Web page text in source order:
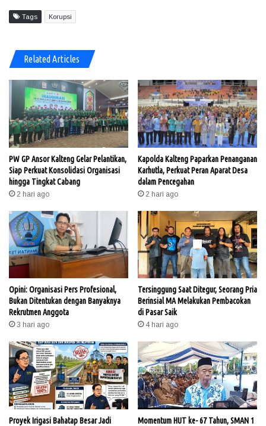
Tags Korupsi
Related Articles
PW GP Ansor Kalteng Gelar Pelantikan,
Siap Perkuat Konsolidasi Organisasi
hingga Tingkat Cabang
2 hari ago
Kapolda Kalteng Paparkan Penanganan
Karhutla, Perkuat Peran Aparat Desa
dalam Pencegahan
2 hari ago
Opini: Organisasi Pers Profesional,
Bukan Ditentukan dengan Banyaknya
Rekrutmen Anggota
3 hari ago
Tersinggung Saat Ditegur, Seorang Pria
Berinsial MA Melakukan Pembacokan
di Pasar Saik
4 hari ago
Proyek Irigasi Bahatap Besar Jadi
Momentum HUT ke- 67 Tahun, SMAN 1